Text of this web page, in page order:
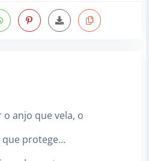
anjo que vela, o
que protege…